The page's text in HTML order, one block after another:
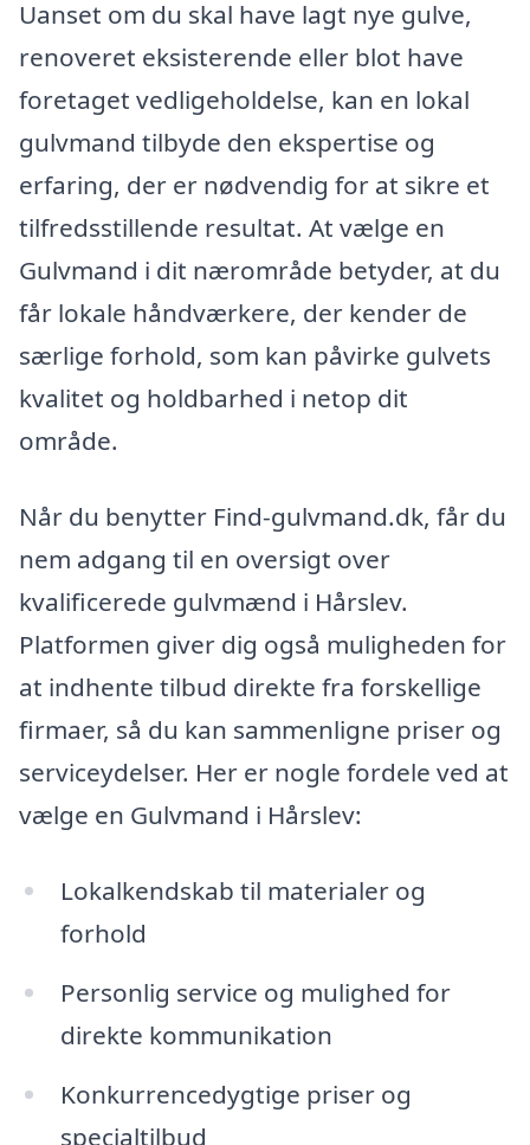
Uanset om du skal have lagt nye gulve,
renoveret eksisterende eller blot have
foretaget vedligeholdelse, kan en lokal
gulvmand tilbyde den ekspertise og
erfaring, der er nødvendig for at sikre et
tilfredsstillende resultat. At vælge en
Gulvmand i dit nærområde betyder, at du
får lokale håndværkere, der kender de
særlige forhold, som kan påvirke gulvets
kvalitet og holdbarhed i netop dit
område.
Når du benytter Find-gulvmand.dk, får du
nem adgang til en oversigt over
kvalificerede gulvmænd i Hårslev.
Platformen giver dig også muligheden for
at indhente tilbud direkte fra forskellige
firmaer, så du kan sammenligne priser og
serviceydelser. Her er nogle fordele ved at
vælge en Gulvmand i Hårslev:
Lokalkendskab til materialer og
forhold
Personlig service og mulighed for
direkte kommunikation
Konkurrencedygtige priser og
specialtilbud